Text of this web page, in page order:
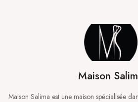
Maison
Maison Salima est une maison spécialisée